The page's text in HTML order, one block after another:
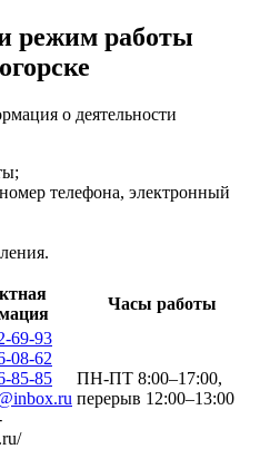
режим работы
о деятельности
телефона, электронный
Часы работы
69-93
08-62
85-85
ПН-ПТ 8:00–17:00,
перерыв 12:00–13:00